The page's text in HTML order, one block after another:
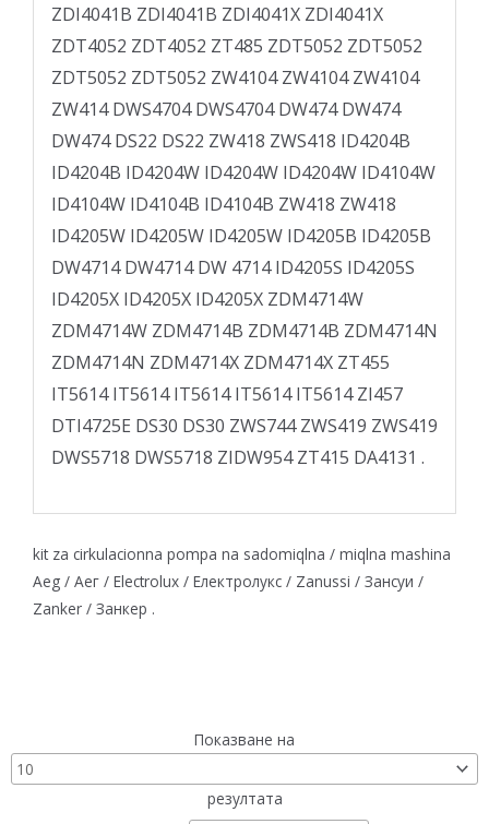
ZDI4041B ZDI4041B ZDI4041X ZDI4041X
ZDT4052 ZDT4052 ZT485 ZDT5052 ZDT5052
ZDT5052 ZDT5052 ZW4104 ZW4104 ZW4104
ZW414 DWS4704 DWS4704 DW474 DW474
DW474 DS22 DS22 ZW418 ZWS418 ID4204B
ID4204B ID4204W ID4204W ID4204W ID4104W
ID4104W ID4104B ID4104B ZW418 ZW418
ID4205W ID4205W ID4205W ID4205B ID4205B
DW4714 DW4714 DW 4714 ID4205S ID4205S
ID4205X ID4205X ID4205X ZDM4714W
ZDM4714W ZDM4714B ZDM4714B ZDM4714N
ZDM4714N ZDM4714X ZDM4714X ZT455
IT5614 IT5614 IT5614 IT5614 IT5614 ZI457
DTI4725E DS30 DS30 ZWS744 ZWS419 ZWS419
DWS5718 DWS5718 ZIDW954 ZT415 DA4131 .
kit za cirkulacionna pompa na sadomiqlna / miqlna mashina
Aeg / Аег / Electrolux / Електролукс / Zanussi / Зансуи /
Zanker / Занкер .
Показване на
резултата